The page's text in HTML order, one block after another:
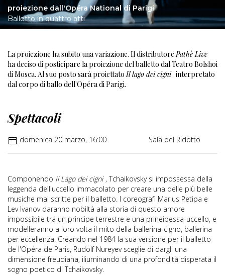
proiezione dall'Opéra National di Parigi
Balletto in quattro atti
La proiezione ha subito una variazione. Il distributorePathè Live
ha deciso di posticipare la proiezione del balletto dal Teatro Bolshoi
di Mosca. Al suo posto sarà proiettatoIl lago dei cigni interpretato
dal corpo di ballo dell'Opéra di Parigi.
Spettacoli
domenica 20 marzo, 16:00 Sala del Ridotto
Componendo Il Lago dei cigni , Tchaikovsky si impossessa della
leggenda dell'uccello immacolato per creare una delle più belle
musiche mai scritte per il balletto. I coreografi Marius Petipa e
Lev lvanov daranno nobiltà alla storia di questo amore
impossibile tra un principe terrestre e una prineipessa-uccello, e
modelleranno a loro volta il mito della ballerina-cigno, ballerina
per eccellenza. Creando nel 1984 la sua versione per il balletto
de l'Opéra de Paris, Rudolf Nureyev sceglie di dargli una
dimensione freudiana, iliuminando di una profondità disperata il
sogno poetico di Tchaikovsky.